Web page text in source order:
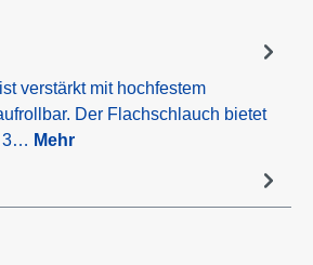
verstärkt mit hochfestem
Der Flachschlauch bietet
3… Mehr